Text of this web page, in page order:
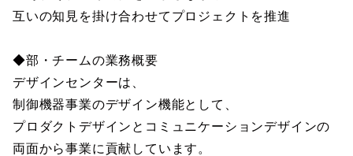
互いの知見を掛け合わせてプロジェクトを推進
◆部・チームの業務概要
デザインセンターは、
制御機器事業のデザイン機能として、
プロダクトデザインとコミュニケーションデザインの
両面から事業に貢献しています。